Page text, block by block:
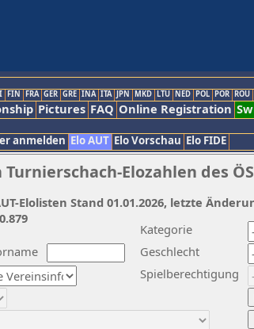
FIN FRA GER GRE INA ITA JPN MKD LTU NED POL POR ROU
Pictures FAQ Online Registration
anmelden Elo AUT Elo Vorschau Elo FIDE
Elozahlen des
Kategorie
Geschlecht
Spielberechtigung
Elolisten Stand 01.01.2026, letzte